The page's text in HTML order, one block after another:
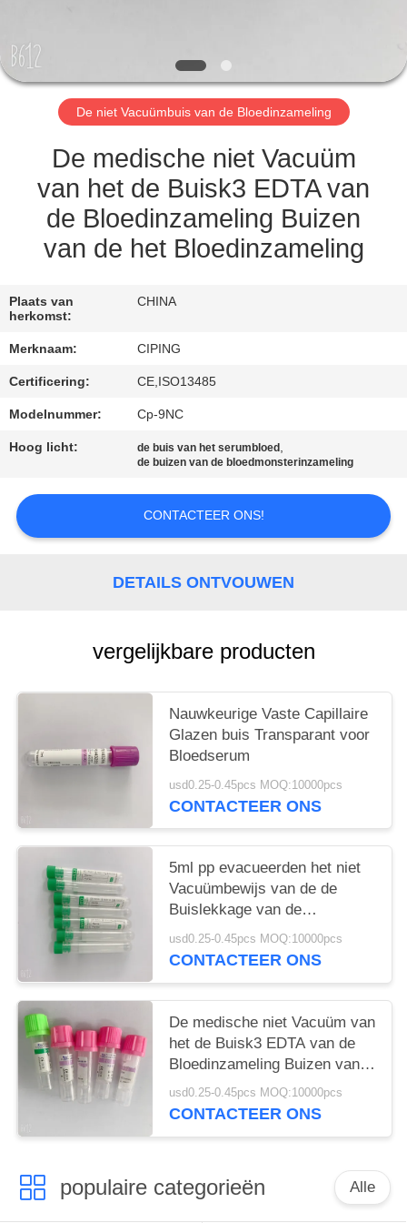
VERZOEK
CITAAT
SITEMAP
PRIVACY
POLICY
De niet Vacuümbuis van de Bloedinzameling
De medische niet Vacuüm
van het de Buisk3 EDTA van
de Bloedinzameling Buizen
van de het Bloedinzameling
Plaats van
herkomst:
CHINA
Merknaam: CIPING
Certificering: CE,ISO13485
Modelnummer: Cp-9NC
Hoog licht: de buis van het serumbloed ,
de buizen van de bloedmonsterinzameling
CONTACTEER ONS!
DETAILS ONTVOUWEN
vergelijkbare producten
Nauwkeurige Vaste Capillaire
Glazen buis Transparant voor
Bloedserum
usd0.25-0.45pcs MOQ:10000pcs
CONTACTEER ONS
5ml pp evacueerden het niet
Vacuümbewijs van de de
Buislekkage van de
Bloedinzameling
usd0.25-0.45pcs MOQ:10000pcs
CONTACTEER ONS
De medische niet Vacuüm van
het de Buisk3 EDTA van de
Bloedinzameling Buizen van
de het Bloedinzameling
usd0.25-0.45pcs MOQ:10000pcs
CONTACTEER ONS
populaire categorieën Alle